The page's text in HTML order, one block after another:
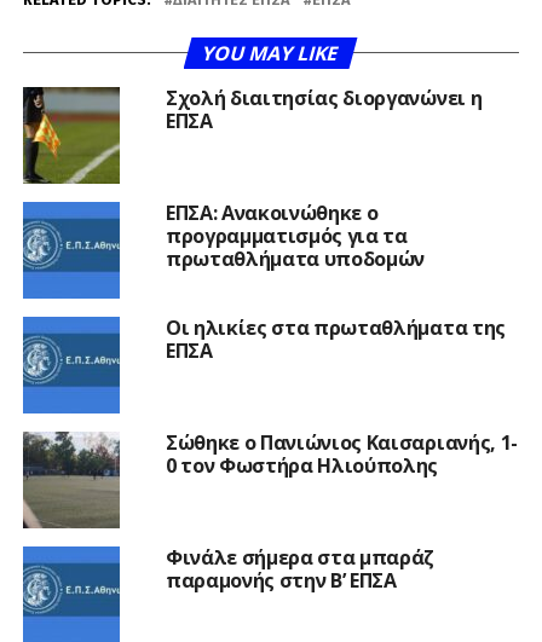
YOU MAY LIKE
Σχολή διαιτησίας διοργανώνει η
ΕΠΣΑ
ΕΠΣΑ: Ανακοινώθηκε ο
προγραμματισμός για τα
πρωταθλήματα υποδομών
Οι ηλικίες στα πρωταθλήματα της
ΕΠΣΑ
Σώθηκε ο Πανιώνιος Καισαριανής, 1-
0 τον Φωστήρα Ηλιούπολης
Φινάλε σήμερα στα μπαράζ
παραμονής στην Β’ ΕΠΣΑ